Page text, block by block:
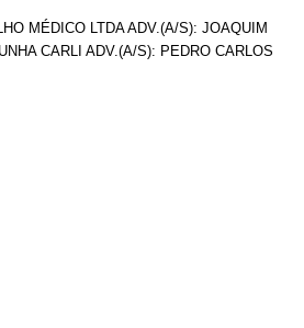
MÉDICO LTDA ADV.(A/S): JOAQUIM
CARLI ADV.(A/S): PEDRO CARLOS